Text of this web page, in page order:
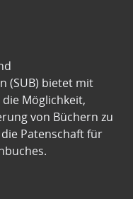
(SUB) bietet mit
die Möglichkeit,
von Büchern zu
Patenschaft für